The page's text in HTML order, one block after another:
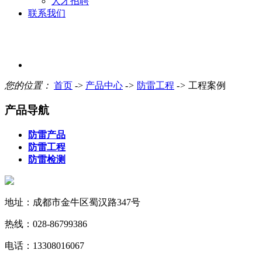
联系我们
您的位置： 首页 -> 产品中心 -> 防雷工程 -> 工程案例
产品导航
防雷产品
防雷工程
防雷检测
地址：成都市金牛区蜀汉路347号
热线：028-86799386
电话：13308016067